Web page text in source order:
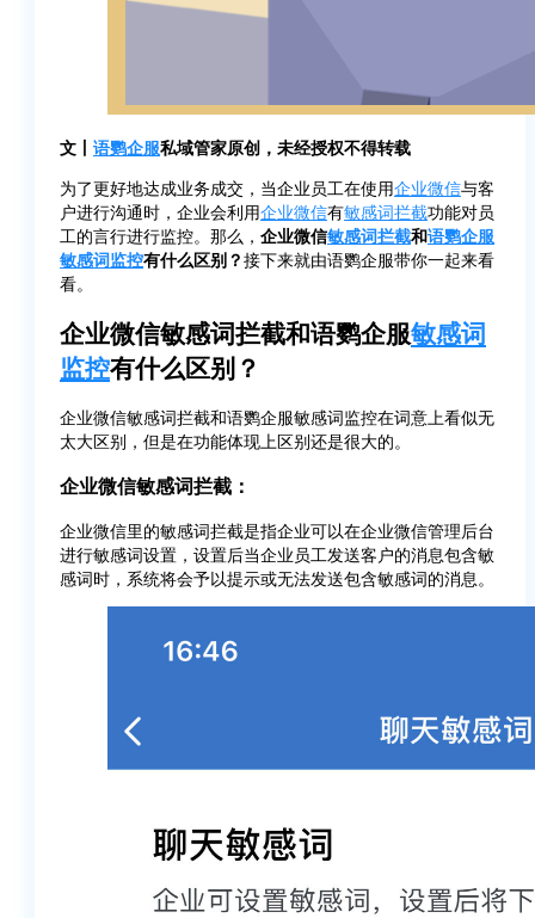
文丨 语鹦企服私域管家原创，未经授权不得转载
为了更好地达成业务成交，当企业员工在使用企业微信与客
户进行沟通时，企业会利用企业微信有敏感词拦截功能对员
工的言行进行监控。那么， 企业微信敏感词拦截和语鹦企服
敏感词监控有什么区别？接下来就由语鹦企服带你一起来看
看。
企业微信敏感词拦截和语鹦企服敏感词
监控有什么区别？
企业微信敏感词拦截和语鹦企服敏感词监控在词意上看似无
太大区别，但是在功能体现上区别还是很大的。
企业微信敏感词拦截：
企业微信里的敏感词拦截是指企业可以在企业微信管理后台
进行敏感词设置，设置后当企业员工发送客户的消息包含敏
感词时，系统将会予以提示或无法发送包含敏感词的消息。